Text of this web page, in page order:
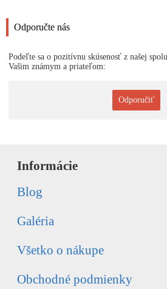
Odporučte nás
Podeľte sa o pozitívnu skúsenosť z našej
Vašim známym a priateľom:
Odporučiť
Informácie
Blog
Galéria
Všetko o nákupe
Obchodné podmienky